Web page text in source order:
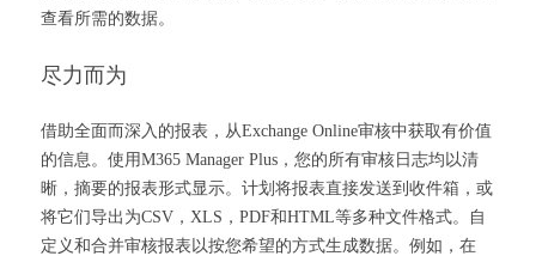
查看所需的数据。
尽力而为
借助全面而深入的报表，从Exchange Online审核中获取有价值
的信息。使用M365 Manager Plus，您的所有审核日志均以清
晰，摘要的报表形式显示。计划将报表直接发送到收件箱，或
将它们导出为CSV，XLS，PDF和HTML等多种文件格式。自
定义和合并审核报表以按您希望的方式生成数据。例如，在